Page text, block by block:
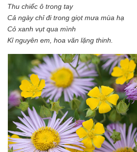
Thu chiếc ô trong tay
Cả ngày chỉ đi trong giọt mưa mùa hạ
Cỏ xanh vụt qua mình
Kỉ nguyên em, hoa văn lặng thinh.